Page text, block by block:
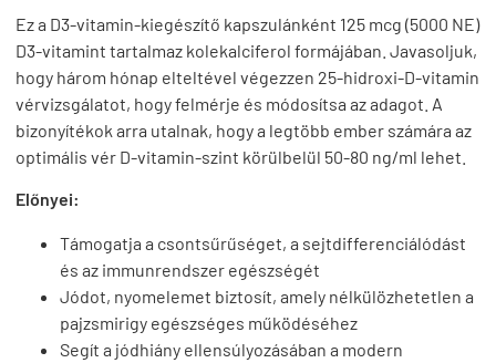
Ez a D3-vitamin-kiegészítő kapszulánként 125 mcg (5000 NE)
D3-vitamint tartalmaz kolekalciferol formájában. Javasoljuk,
hogy három hónap elteltével végezzen 25-hidroxi-D-vitamin
vérvizsgálatot, hogy felmérje és módosítsa az adagot. A
bizonyítékok arra utalnak, hogy a legtöbb ember számára az
optimális vér D-vitamin-szint körülbelül 50-80 ng/ml lehet.
Előnyei:
Támogatja a csontsűrűséget, a sejtdifferenciálódást
és az immunrendszer egészségét
Jódot, nyomelemet biztosít, amely nélkülözhetetlen a
pajzsmirigy egészséges működéséhez
Segít a jódhiány ellensúlyozásában a modern